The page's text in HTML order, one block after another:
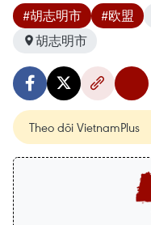
#胡志明市 #欧盟
胡志明市
Theo dõi VietnamPlus